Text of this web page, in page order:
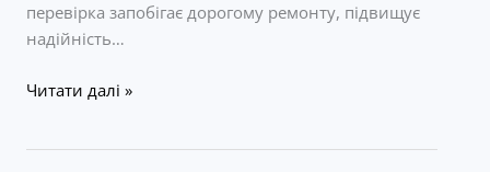
перевірка запобігає дорогому ремонту, підвищує
надійність…
Перевірка
Читати далі »